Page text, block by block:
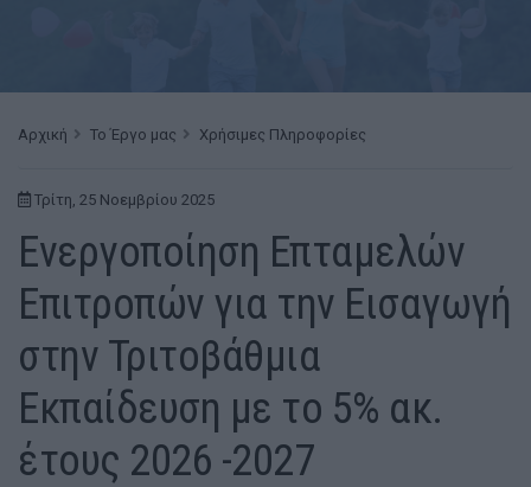
Αρχική Το Έργο μας Χρήσιμες Πληροφορίες
Τρίτη, 25 Νοεμβρίου 2025
Ενεργοποίηση Επταμελών
Επιτροπών για την Εισαγωγή
στην Τριτοβάθμια
Εκπαίδευση με το 5% ακ.
έτους 2026 -2027